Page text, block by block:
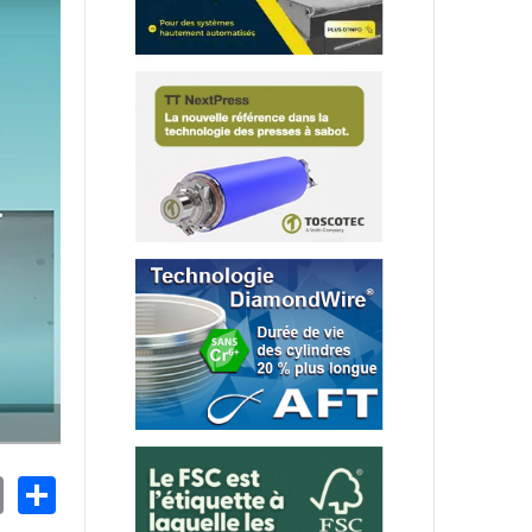
EmailShare